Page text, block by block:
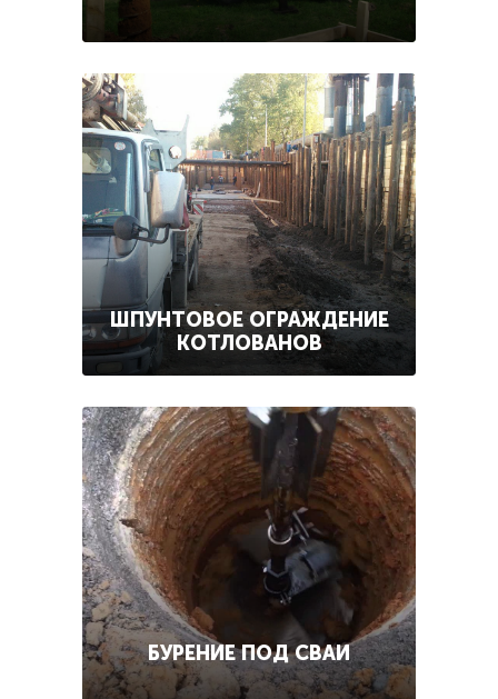
ШПУНТОВОЕ ОГРАЖДЕНИЕ
КОТЛОВАНОВ
БУРЕНИЕ ПОД СВАИ